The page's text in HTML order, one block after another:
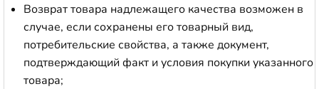
Возврат товара надлежащего качества возможен в
случае, если сохранены его товарный вид,
потребительские свойства, а также документ,
подтверждающий факт и условия покупки указанного
товара;